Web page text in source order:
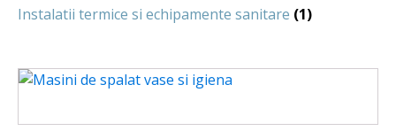
Instalatii termice si echipamente sanitare (1)